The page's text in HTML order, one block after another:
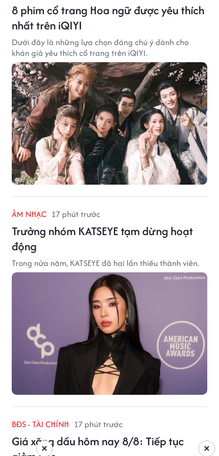
8 phim cổ trang Hoa ngữ được yêu thích
nhất trên iQIYI
Dưới đây là những lựa chọn đáng chú ý dành cho
khán giả yêu thích cổ trang trên iQIYI.
ÂM NHẠC 17 phút trước
Trưởng nhóm KATSEYE tạm dừng hoạt
động
Trong nửa năm, KATSEYE đã hai lần thiếu thành viên.
BĐS - TÀI CHÍNH 17 phút trước
Giá xăng dầu hôm nay 8/8: Tiếp tục
×
×